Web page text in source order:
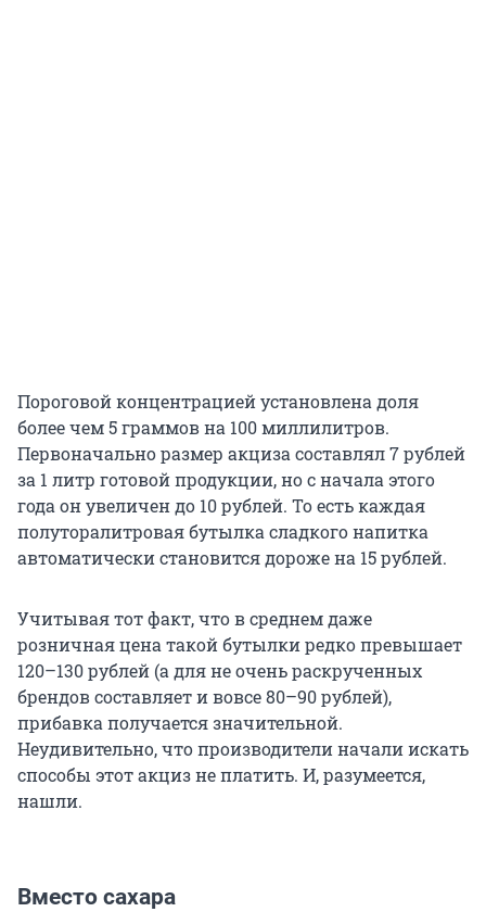
Пороговой концентрацией установлена доля
более чем 5 граммов на 100 миллилитров.
Первоначально размер акциза составлял 7 рублей
за 1 литр готовой продукции, но с начала этого
года он увеличен до 10 рублей. То есть каждая
полуторалитровая бутылка сладкого напитка
автоматически становится дороже на 15 рублей.
Учитывая тот факт, что в среднем даже
розничная цена такой бутылки редко превышает
120–130 рублей (а для не очень раскрученных
брендов составляет и вовсе 80–90 рублей),
прибавка получается значительной.
Неудивительно, что производители начали искать
способы этот акциз не платить. И, разумеется,
нашли.
Вместо сахара